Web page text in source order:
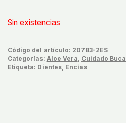
Sin existencias
Código del artículo: 20783-2ES
Categorías: Aloe Vera, Cuidado
Etiqueta: Dientes, Encías